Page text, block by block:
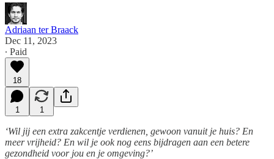
Adriaan ter Braack
Dec 11, 2023
∙ Paid
18
1 1
‘Wil jij een extra zakcentje verdienen, gewoon vanuit je huis? En
meer vrijheid? En wil je ook nog eens bijdragen aan een betere
gezondheid voor jou en je omgeving?’